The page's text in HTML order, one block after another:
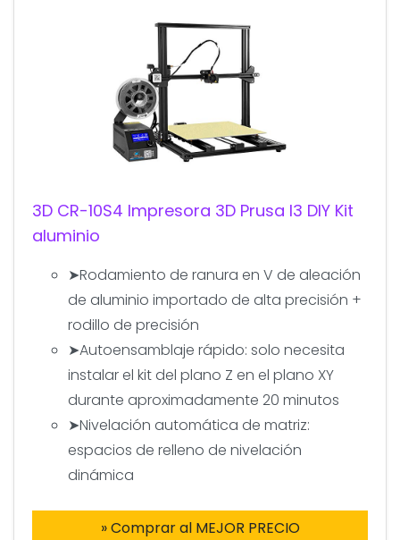
3D CR-10S4 Impresora 3D Prusa I3 DIY Kit
aluminio
➤Rodamiento de ranura en V de aleación
de aluminio importado de alta precisión +
rodillo de precisión
➤Autoensamblaje rápido: solo necesita
instalar el kit del plano Z en el plano XY
durante aproximadamente 20 minutos
➤Nivelación automática de matriz:
espacios de relleno de nivelación
dinámica
» Comprar al MEJOR PRECIO